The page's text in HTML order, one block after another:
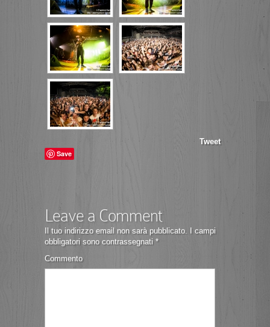
Tweet
Save
Leave a Comment
Il tuo indirizzo email non sarà pubblicato.
I campi
obbligatori sono contrassegnati *
Commento